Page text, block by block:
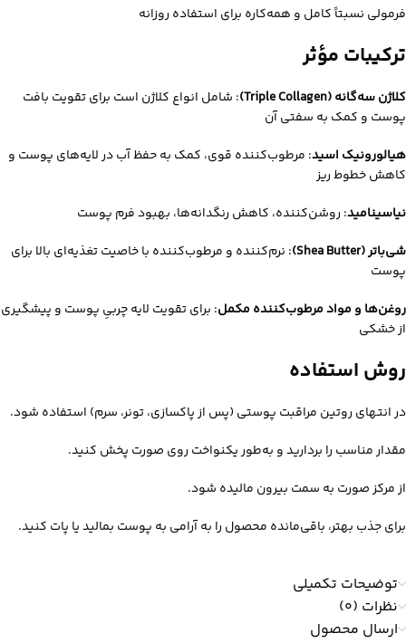
فرمولی نسبتاً کامل و همه‌کاره برای استفاده روزانه
ترکیبات مؤثر
کلاژن سه‌گانه (Triple Collagen)
: شامل انواع کلاژن است برای تقویت بافت
پوست و کمک به سفتی آن
هیالورونیک اسید: مرطوب‌کننده قوی، کمک به حفظ آب در لایه‌های پوست و
کاهش خطوط ریز
نیاسینامید: روشن‌کننده، کاهش رنگدانه‌ها، بهبود فرم پوست
شی‌باتر (Shea Butter)
: نرم‌کننده و مرطوب‌کننده با خاصیت تغذیه‌ای بالا برای
پوست
روغن‌ها و مواد مرطوب‌کننده مکمل: برای تقویت لایه چربیِ پوست و پیشگیری
از خشکی
روش استفاده
در انتهای روتین مراقبت پوستی (پس از پاکسازی، تونر، سرم) استفاده شود.
مقدار مناسب را بردارید و به‌طور یکنواخت روی صورت پخش کنید.
از مرکز صورت به سمت بیرون مالیده شود.
برای جذب بهتر، باقی‌مانده محصول را به آرامی به پوست بمالید یا پات کنید.
توضیحات تکمیلی
نظرات (0)
ارسال محصول